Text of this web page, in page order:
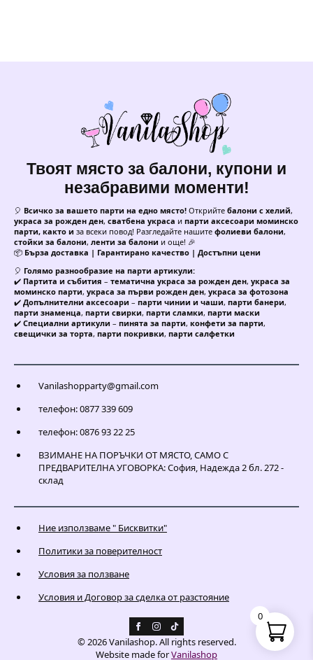
Твоят място за балони, купони и
незабравими моменти!
🎈 Всичко за вашето парти на едно място! Открийте балони с хелий,
украса за рожден ден, сватбена украса и парти аксесоари моминско
парти, както и за всеки повод! Разгледайте нашите фолиеви балони,
стойки за балони, ленти за балони и още! 🎉
📦 Бърза доставка | Гарантирано качество | Достъпни цени
🎈 Голямо разнообразие на парти артикули:
✔️ Партита и събития – тематична украса за рожден ден, украса за
моминско парти, украса за първи рожден ден, украса за фотозона
✔️ Допълнителни аксесоари – парти чинии и чаши, парти банери,
парти знаменца, парти свирки, парти сламки, парти маски
✔️ Специални артикули – пинята за парти, конфети за парти,
свещички за торта, парти покривки, парти салфетки
Vanilashopparty@gmail.com
телефон: 0877 339 609
телефон: 0876 93 22 25
ВЗИМАНЕ НА ПОРЪЧКИ ОТ МЯСТО, САМО С
ПРЕДВАРИТЕЛНА УГОВОРКА: София, Надежда 2 бл. 272 -
склад
Ние използваме " Бисквитки"
Политики за поверителност
Условия за ползване
Условия и Договор за сделка от разстояние
© 2026 Vanilashop. All rights reserved.
Website made forVanilashop
0